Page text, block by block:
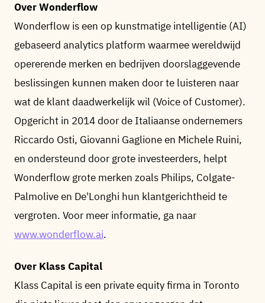
Over Wonderflow
Wonderflow is een op kunstmatige intelligentie (AI)
gebaseerd analytics platform waarmee wereldwijd
opererende merken en bedrijven doorslaggevende
beslissingen kunnen maken door te luisteren naar
wat de klant daadwerkelijk wil (Voice of Customer).
Opgericht in 2014 door de Italiaanse ondernemers
Riccardo Osti, Giovanni Gaglione en Michele Ruini,
en ondersteund door grote investeerders, helpt
Wonderflow grote merken zoals Philips, Colgate-
Palmolive en De'Longhi hun klantgerichtheid te
vergroten. Voor meer informatie, ga naar
www.wonderflow.ai.
Over Klass Capital
Klass Capital is een private equity firma in Toronto